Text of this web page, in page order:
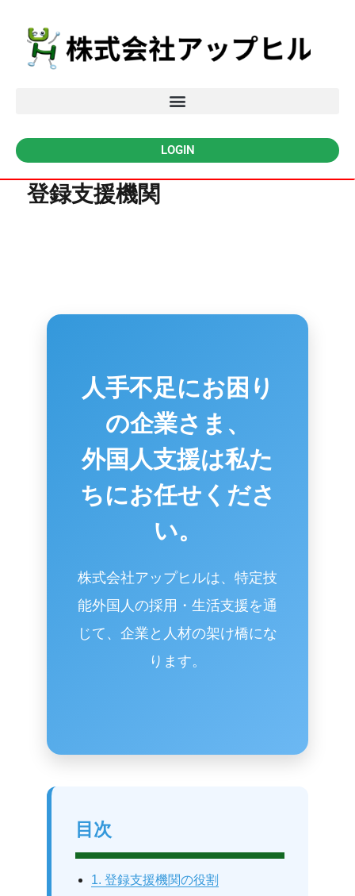
LOGIN
登録支援機関
人手不足にお困り
の企業さま、
外国人支援は私た
ちにお任せくださ
い。
株式会社アップヒルは、特定技
能外国人の採用・生活支援を通
じて、企業と人材の架け橋にな
ります。
目次
1. 登録支援機関の役割